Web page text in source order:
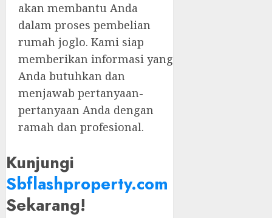
akan membantu Anda
dalam proses pembelian
rumah joglo. Kami siap
memberikan informasi yang
Anda butuhkan dan
menjawab pertanyaan-
pertanyaan Anda dengan
ramah dan profesional.
Kunjungi
Sbflashproperty.com
Sekarang!